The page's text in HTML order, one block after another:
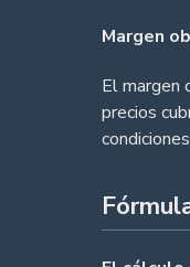
Margen
El margen
precios